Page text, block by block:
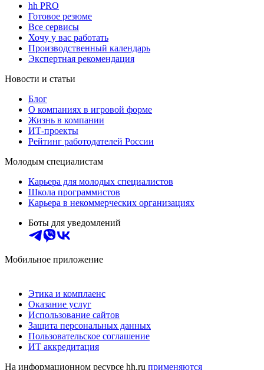
hh PRO
Готовое резюме
Все сервисы
Хочу у вас работать
Производственный календарь
Экспертная рекомендация
Новости и статьи
Блог
О компаниях в игровой форме
Жизнь в компании
ИТ-проекты
Рейтинг работодателей России
Молодым специалистам
Карьера для молодых специалистов
Школа программистов
Карьера в некоммерческих организациях
Боты для уведомлений
Мобильное приложение
Этика и комплаенс
Оказание услуг
Использование сайтов
Защита персональных данных
Пользовательское соглашение
ИТ аккредитация
На информационном ресурсе hh.ru применяются